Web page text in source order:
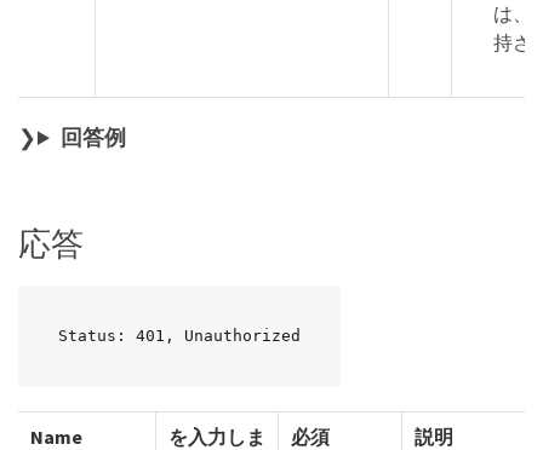
は、
持さ
回答例
応答
Status: 401, Unauthorized
Name
を入力しま
必須 説明